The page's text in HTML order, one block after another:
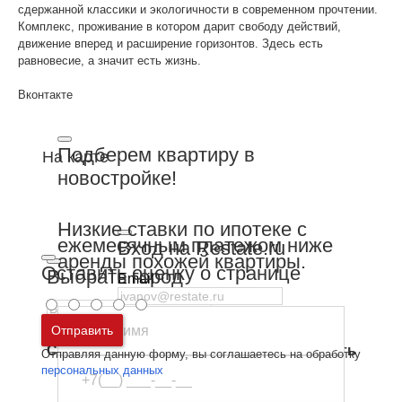
Выбрать город
Москва и
Московская область
Санкт-Петербург иЛенинградская область
Вход на Restate.ru
Email
Пароль
Войти Забыли пароль
Ещё нет аккаунта?
сдержанной классики и экологичности в современном прочтении.
Комплекс, проживание в котором дарит свободу действий,
движение вперед и расширение горизонтов. Здесь есть
равновесие, а значит есть жизнь.
Вконтакте
На карте
Подберем квартиру в
новостройке!
Низкие ставки по ипотеке с
ежемесячным платежом ниже
аренды похожей квартиры.
Оставить оценку о странице
Отправить
Отправляя данную форму, вы соглашаетесь на обработку
персональных данных